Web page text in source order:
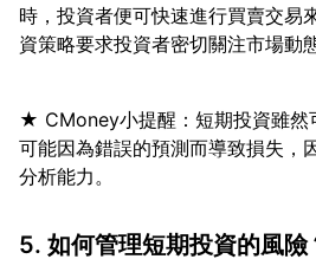
時，投資者便可快速進行買賣交易
★ CMoney小提醒：短期投資雖然
可能因為錯誤的預測而導致損失，
5. 如何管理短期投資的風